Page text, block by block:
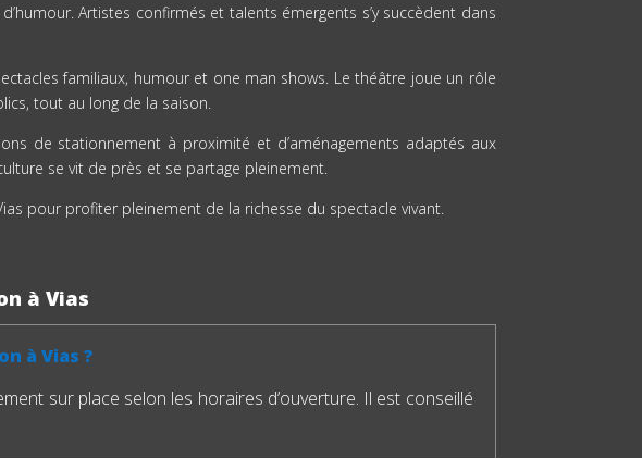
Artistes confirmés et talents émergents s’y succèdent dans
familiaux, humour et one man shows. Le théâtre joue un rôle
tout au long de la saison.
de stationnement à proximité et d’aménagements adaptés aux
se vit de près et se partage pleinement.
pour profiter pleinement de la richesse du spectacle vivant.
à Vias
à Vias ?
sur place selon les horaires d’ouverture. Il est conseillé